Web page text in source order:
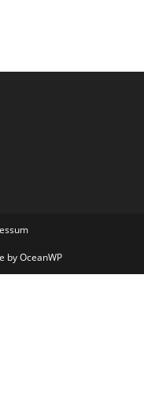
by OceanWP